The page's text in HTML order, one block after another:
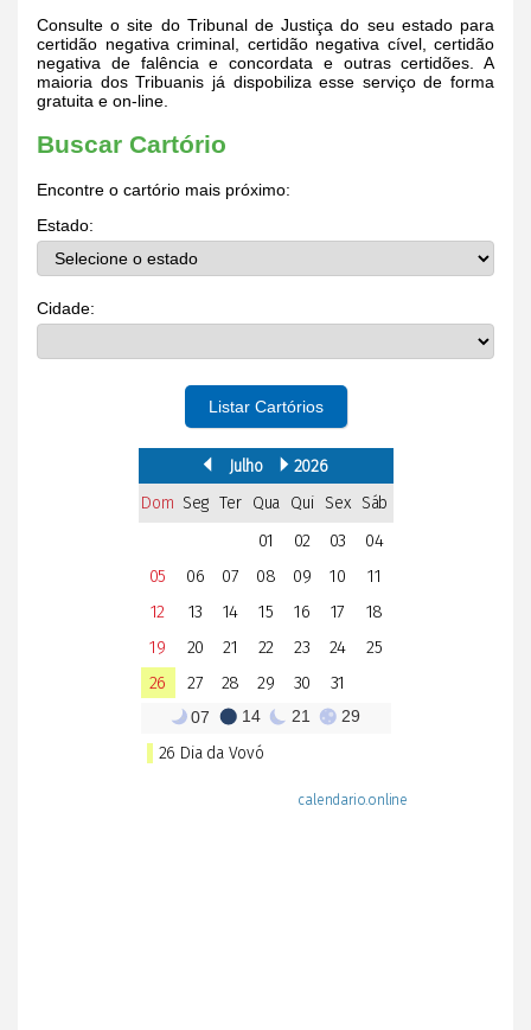
Consulte o site do Tribunal de Justiça do seu estado para
certidão negativa criminal, certidão negativa cível, certidão
negativa de falência e concordata e outras certidões. A
maioria dos Tribuanis já dispobiliza esse serviço de forma
gratuita e on-line.
Buscar Cartório
Encontre o cartório mais próximo:
Estado:
Cidade:
Listar Cartórios